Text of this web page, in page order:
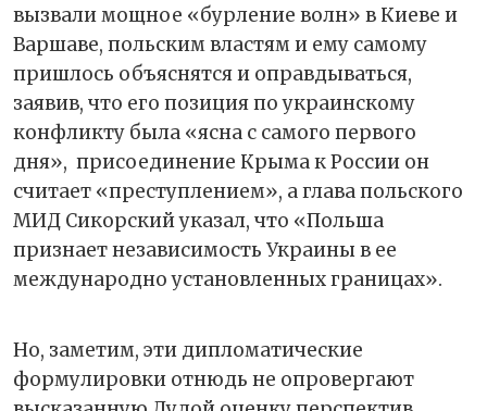
вызвали мощное «бурление волн» в Киеве и
Варшаве, польским властям и ему самому
пришлось объяснятся и оправдываться,
заявив, что его позиция по украинскому
конфликту была «ясна с самого первого
дня», присоединение Крыма к России он
считает «преступлением», а глава польского
МИД Сикорский указал, что «Польша
признает независимость Украины в ее
международно установленных границах».
Но, заметим, эти дипломатические
формулировки отнюдь не опровергают